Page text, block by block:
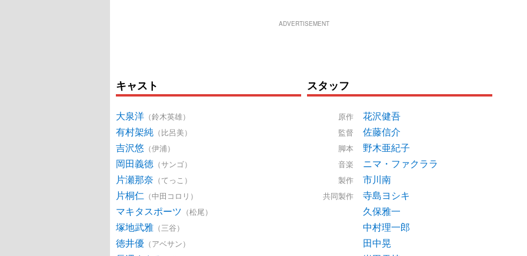
ADVERTISEMENT
キャスト
大泉洋 （鈴木英雄）
有村架純 （比呂美）
吉沢悠 （伊浦）
岡田義徳 （サンゴ）
片瀬那奈 （てっこ）
片桐仁 （中田コロリ）
マキタスポーツ （松尾）
塚地武雅 （三谷）
徳井優 （アベサン）
スタッフ
原作 花沢健吾
監督 佐藤信介
脚本 野木亜紀子
音楽 ニマ・ファクララ
製作 市川南
共同製作
寺島ヨシキ
久保雅一
中村理一郎
田中晃